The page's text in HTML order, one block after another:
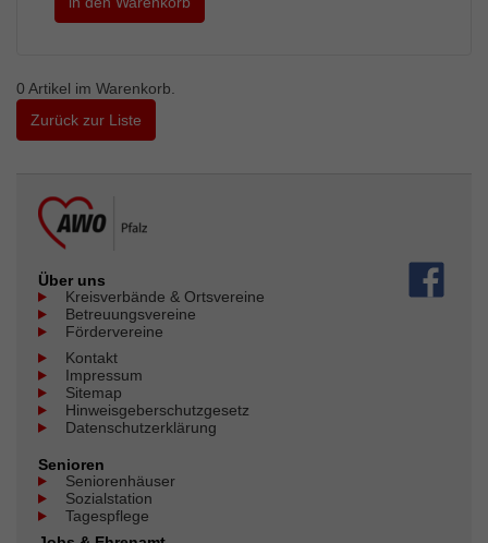
0 Artikel im Warenkorb.
Zurück zur Liste
Über uns
Kreisverbände & Ortsvereine
Betreuungsvereine
Fördervereine
Kontakt
Impressum
Sitemap
Hinweisgeberschutzgesetz
Datenschutzerklärung
Senioren
Seniorenhäuser
Sozialstation
Tagespflege